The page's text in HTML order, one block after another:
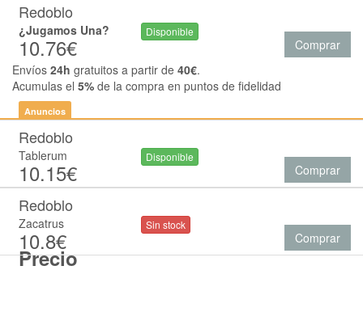
Precio
Redoblo
¿Jugamos Una?
10.76€
Disponible
Comprar
Envíos 24h gratuitos a partir de 40€.
Acumulas el 5% de la compra en puntos de fidelidad
Anuncios
Redoblo
Tablerum
10.15€
Disponible
Comprar
Redoblo
Zacatrus
10.8€
Sin stock
Comprar